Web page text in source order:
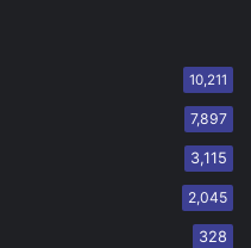
10,211
7,897
3,115
2,045
328